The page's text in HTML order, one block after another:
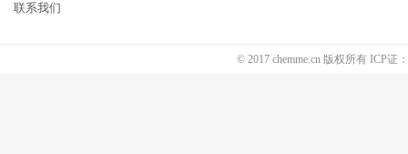
联系我们
© 2017 chemme.cn 版权所有 ICP证：